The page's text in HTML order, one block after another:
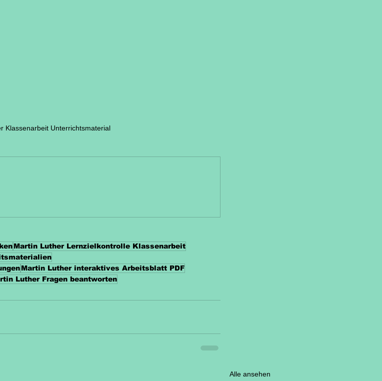
Klassenarbeit Unterrichtsmaterial
Martin Luther Lernzielkontrolle Klassenarbeit
Martin Luther interaktives Arbeitsblatt PDF
Luther Fragen beantworten
Alle ansehen